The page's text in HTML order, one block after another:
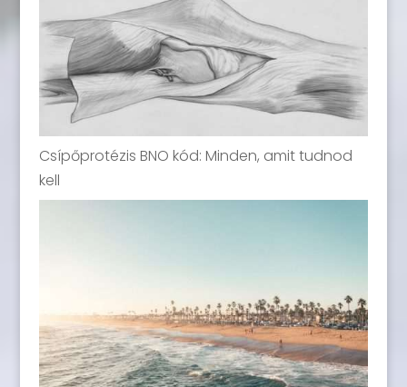
Csípőprotézis BNO kód: Minden, amit tudnod
kell